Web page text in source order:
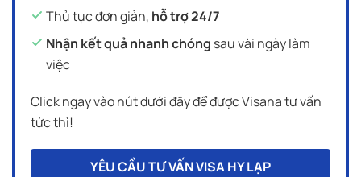
Thủ tục đơn giản, hỗ trợ 24/7
Nhận kết quả nhanh chóng sau vài ngày làm
việc
Click ngay vào nút dưới đây để được Visana tư vấn
tức thì!
YÊU CẦU TƯ VẤN VISA HY LẠP